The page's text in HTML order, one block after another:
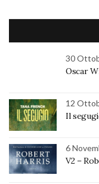
30
Oscar
12
Il
6
V2 –